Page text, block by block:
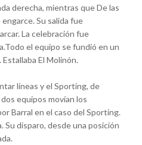
derecha, mientras que De las
Su salida fue
La celebración fue
el equipo se fundió en un
El Molinón.
líneas y el Sporting, de
equipos movían los
Barral en el caso del Sporting.
Su disparo, desde una posición